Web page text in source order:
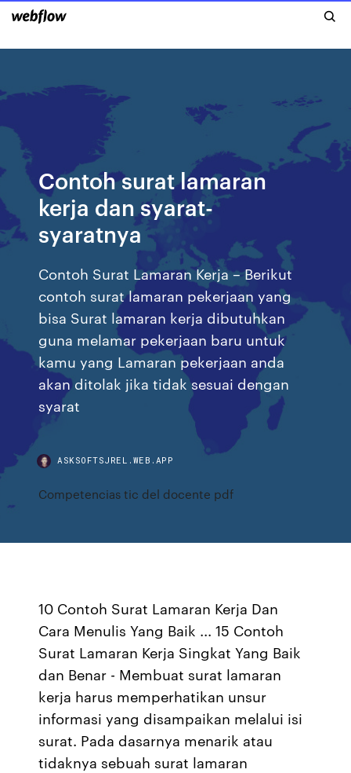
Contoh surat lamaran
kerja dan syarat-
syaratnya
Contoh Surat Lamaran Kerja – Berikut
contoh surat lamaran pekerjaan yang
bisa Surat lamaran kerja dibutuhkan
guna melamar pekerjaan baru untuk
kamu yang Lamaran pekerjaan anda
akan ditolak jika tidak sesuai dengan
syarat
ASKSOFTSJREL.WEB.APP
Competencias tic del docente pdf
10 Contoh Surat Lamaran Kerja Dan
Cara Menulis Yang Baik ... 15 Contoh
Surat Lamaran Kerja Singkat Yang Baik
dan Benar - Membuat surat lamaran
kerja harus memperhatikan unsur
informasi yang disampaikan melalui isi
surat. Pada dasarnya menarik atau
tidaknya sebuah surat lamaran